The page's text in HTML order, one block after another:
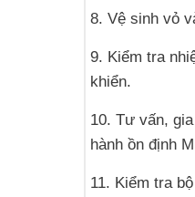
8. Vệ sinh vỏ
9. Kiểm tra
khiển.
10. Tư vấn,
hành ồn định
11. Kiểm tra